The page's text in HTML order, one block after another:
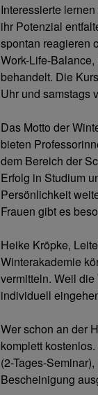
Interessierte
ihr Potenzial
spontan reagieren
Work-Life-
behandelt. Die
Uhr und samstags
Das Motto der
bieten
dem Bereich der
Erfolg in Studium
Persönlichkeit
Frauen gibt es
Heike Kröpke,
Winterakademie
vermitteln. Weil
individuell
Wer schon an der
komplett
(2-Tages-
Bescheinigung